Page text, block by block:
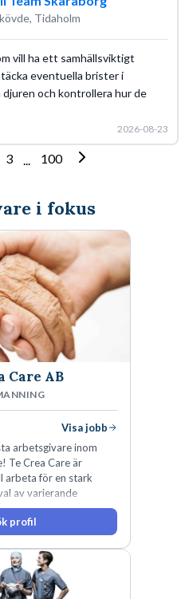
Tidaholm
vill ha ett samhällsviktigt
eventuella brister i
och kontrollera hur de
2026-08-23
3 ... 100
i fokus
Care AB
Visa jobb
arbetsgivare inom
Te Crea Care är
arbeta för en stark
av varierande
inom den privata
profil